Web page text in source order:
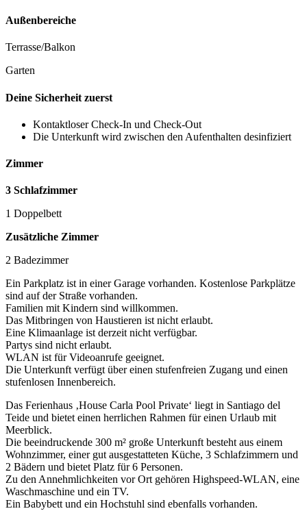
Außenbereiche
Terrasse/Balkon
Garten
Deine Sicherheit zuerst
Kontaktloser Check-In und Check-Out
Die Unterkunft wird zwischen den Aufenthalten desinfiziert
Zimmer
3 Schlafzimmer
1 Doppelbett
Zusätzliche Zimmer
2 Badezimmer
Ein Parkplatz ist in einer Garage vorhanden. Kostenlose Parkplätze
sind auf der Straße vorhanden.
Familien mit Kindern sind willkommen.
Das Mitbringen von Haustieren ist nicht erlaubt.
Eine Klimaanlage ist derzeit nicht verfügbar.
Partys sind nicht erlaubt.
WLAN ist für Videoanrufe geeignet.
Die Unterkunft verfügt über einen stufenfreien Zugang und einen
stufenlosen Innenbereich.
Das Ferienhaus ‚House Carla Pool Private‘ liegt in Santiago del
Teide und bietet einen herrlichen Rahmen für einen Urlaub mit
Meerblick.
Die beeindruckende 300 m² große Unterkunft besteht aus einem
Wohnzimmer, einer gut ausgestatteten Küche, 3 Schlafzimmern und
2 Bädern und bietet Platz für 6 Personen.
Zu den Annehmlichkeiten vor Ort gehören Highspeed-WLAN, eine
Waschmaschine und ein TV.
Ein Babybett und ein Hochstuhl sind ebenfalls vorhanden.